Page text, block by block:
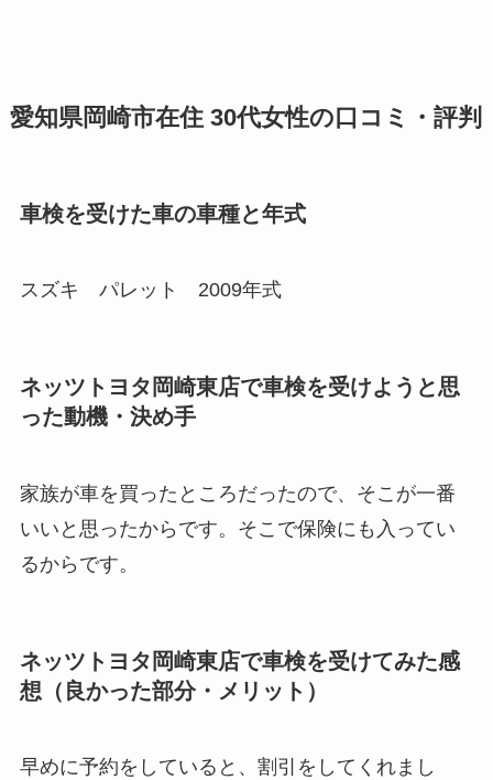
愛知県岡崎市在住 30代女性の口コミ・評判
車検を受けた車の車種と年式
スズキ パレット 2009年式
ネッツトヨタ岡崎東店で車検を受けようと思
った動機・決め手
家族が車を買ったところだったので、そこが一番
いいと思ったからです。そこで保険にも入ってい
るからです。
ネッツトヨタ岡崎東店で車検を受けてみた感
想（良かった部分・メリット）
早めに予約をしていると、割引をしてくれまし